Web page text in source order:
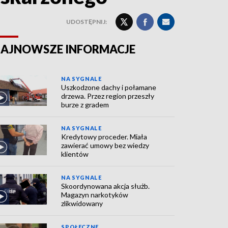
UDOSTĘPNIJ:
INFORMACJE
NA SYGNALE
Uszkodzone dachy i połamane
drzewa. Przez region przeszły
burze z gradem
NA SYGNALE
Kredytowy proceder. Miała
zawierać umowy bez wiedzy
klientów
NA SYGNALE
Skoordynowana akcja służb.
Magazyn narkotyków
zlikwidowany